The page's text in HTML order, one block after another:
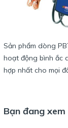
Sản phẩm dòng
hoạt động bình ắc
hợp nhất cho mọi
Chỉ với động tác
điện và bấm nút
Dòng sản phẩm
xe từ ô tô đến xe
Bạn đang xem